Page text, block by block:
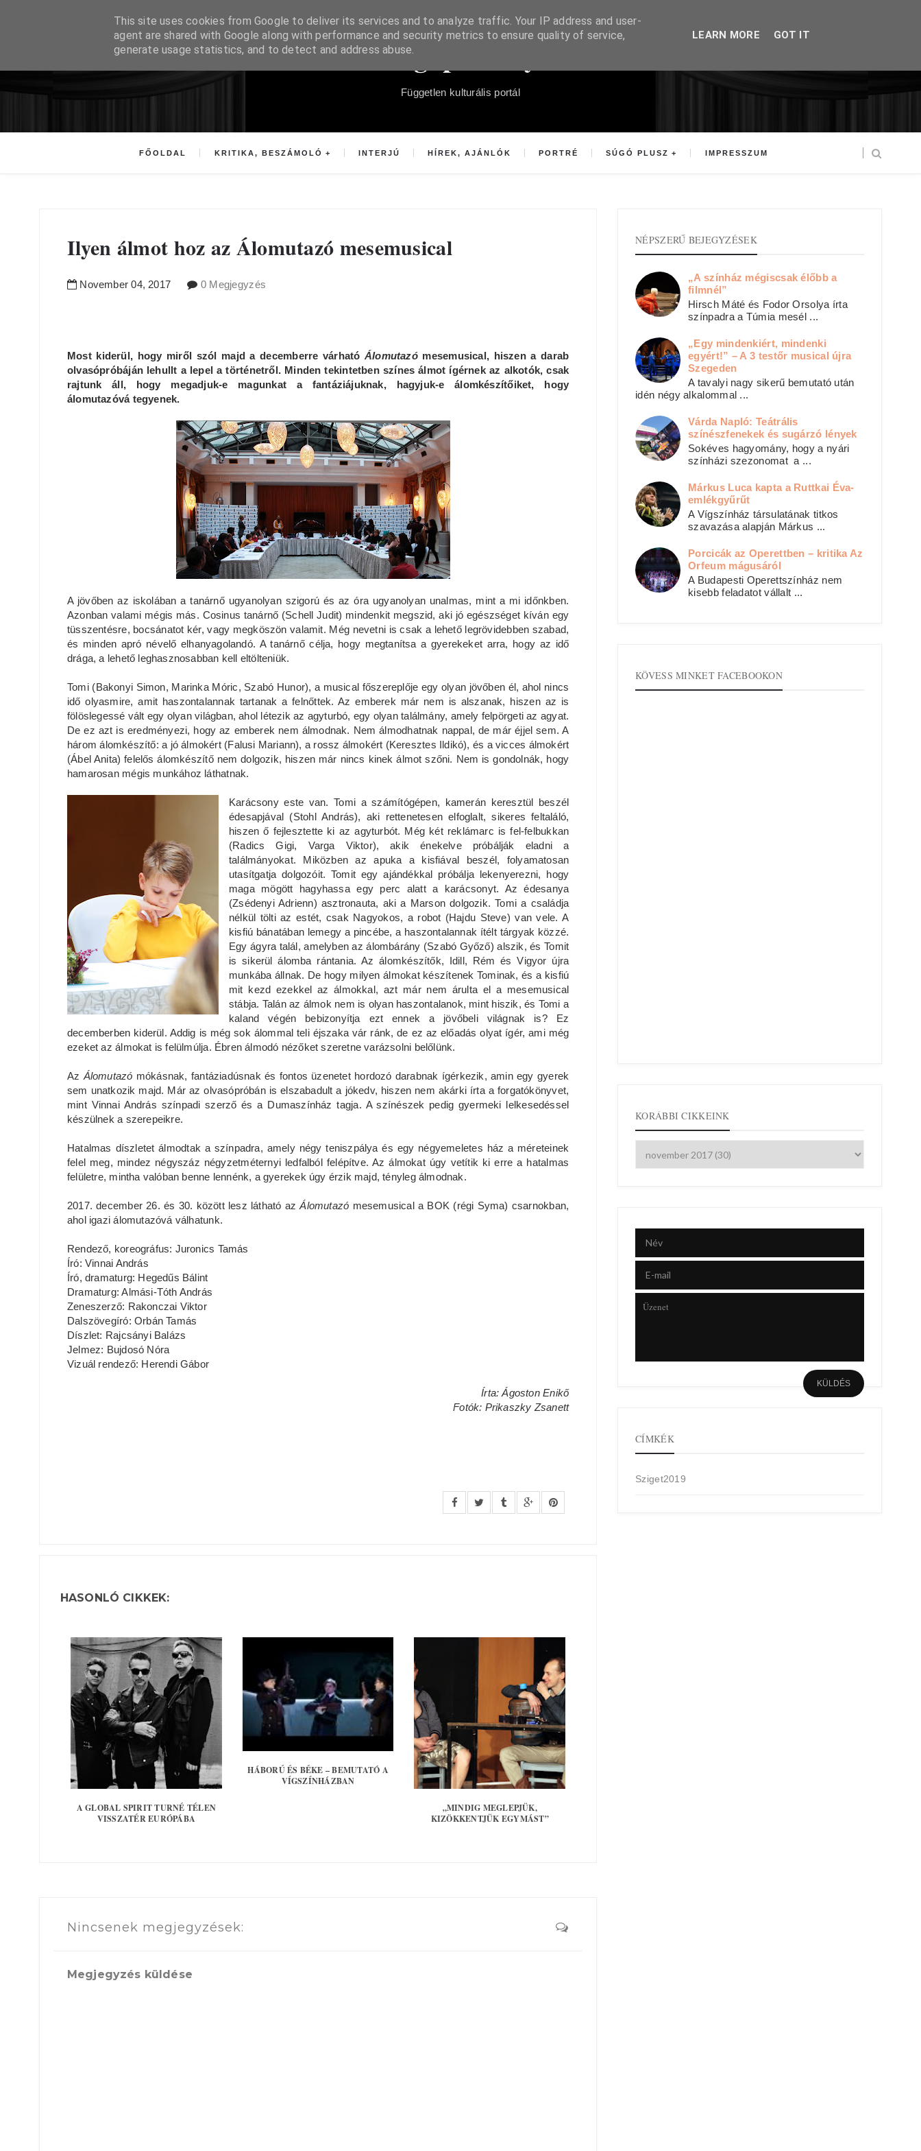
Súgópéldány
Független kulturális portál
FŐOLDAL KRITIKA, BESZÁMOLÓ INTERJÚ HÍREK, AJÁNLÓK PORTRÉ SÚGÓ PLUSZ IMPRESSZUM
Ilyen álmot hoz az Álomutazó mesemusical
November 04, 2017 0 Megjegyzés
Most kiderül, hogy miről szól majd a decemberre várható Álomutazó mesemusical, hiszen a darab
olvasópróbáján lehullt a lepel a történetről. Minden tekintetben színes álmot ígérnek az alkotók, csak
rajtunk áll, hogy megadjuk-e magunkat a fantáziájuknak, hagyjuk-e álomkészítőiket, hogy
álomutazóvá tegyenek.
A jövőben az iskolában a tanárnő ugyanolyan szigorú és az óra ugyanolyan unalmas, mint a mi időnkben.
Azonban valami mégis más. Cosinus tanárnő (Schell Judit) mindenkit megszid, aki jó egészséget kíván egy
tüsszentésre, bocsánatot kér, vagy megköszön valamit. Még nevetni is csak a lehető legrövidebben szabad,
és minden apró névelő elhanyagolandó. A tanárnő célja, hogy megtanítsa a gyerekeket arra, hogy az idő
drága, a lehető leghasznosabban kell eltölteniük.
Tomi (Bakonyi Simon, Marinka Móric, Szabó Hunor), a musical főszereplője egy olyan jövőben él, ahol nincs
idő olyasmire, amit haszontalannak tartanak a felnőttek. Az emberek már nem is alszanak, hiszen az is
fölöslegessé vált egy olyan világban, ahol létezik az agyturbó, egy olyan találmány, amely felpörgeti az agyat.
De ez azt is eredményezi, hogy az emberek nem álmodnak. Nem álmodhatnak nappal, de már éjjel sem. A
három álomkészítő: a jó álmokért (Falusi Mariann), a rossz álmokért (Keresztes Ildikó), és a vicces álmokért
(Ábel Anita) felelős álomkészítő nem dolgozik, hiszen már nincs kinek álmot szőni. Nem is gondolnák, hogy
hamarosan mégis munkához láthatnak.
Karácsony este van. Tomi a számítógépen, kamerán keresztül beszél
édesapjával (Stohl András), aki rettenetesen elfoglalt, sikeres feltaláló,
hiszen ő fejlesztette ki az agyturbót. Még két reklámarc is fel-felbukkan
(Radics Gigi, Varga Viktor), akik énekelve próbálják eladni a
találmányokat. Miközben az apuka a kisfiával beszél, folyamatosan
utasítgatja dolgozóit. Tomit egy ajándékkal próbálja lekenyerezni, hogy
maga mögött hagyhassa egy perc alatt a karácsonyt. Az édesanya
(Zsédenyi Adrienn) asztronauta, aki a Marson dolgozik. Tomi a családja
nélkül tölti az estét, csak Nagyokos, a robot (Hajdu Steve) van vele. A
kisfiú bánatában lemegy a pincébe, a haszontalannak ítélt tárgyak közzé.
Egy ágyra talál, amelyben az álombárány (Szabó Győző) alszik, és Tomit
is sikerül álomba rántania. Az álomkészítők, Idill, Rém és Vigyor újra
munkába állnak. De hogy milyen álmokat készítenek Tominak, és a kisfiú
mit kezd ezekkel az álmokkal, azt már nem árulta el a mesemusical
stábja. Talán az álmok nem is olyan haszontalanok, mint hiszik, és Tomi a
kaland végén bebizonyítja ezt ennek a jövőbeli világnak is? Ez
decemberben kiderül. Addig is még sok álommal teli éjszaka vár ránk, de ez az előadás olyat ígér, ami még
ezeket az álmokat is felülmúlja. Ébren álmodó nézőket szeretne varázsolni belőlünk.
Az Álomutazó mókásnak, fantáziadúsnak és fontos üzenetet hordozó darabnak ígérkezik, amin egy gyerek
sem unatkozik majd. Már az olvasópróbán is elszabadult a jókedv, hiszen nem akárki írta a forgatókönyvet,
mint Vinnai András színpadi szerző és a Dumaszínház tagja. A színészek pedig gyermeki lelkesedéssel
készülnek a szerepeikre.
Hatalmas díszletet álmodtak a színpadra, amely négy teniszpálya és egy négyemeletes ház a méreteinek
felel meg, mindez négyszáz négyzetméternyi ledfalból felépítve. Az álmokat úgy vetítik ki erre a hatalmas
felületre, mintha valóban benne lennénk, a gyerekek úgy érzik majd, tényleg álmodnak.
2017. december 26. és 30. között lesz látható azÁlomutazó mesemusical a BOK (régi Syma) csarnokban,
ahol igazi álomutazóvá válhatunk.
Rendező, koreográfus: Juronics Tamás
Író: Vinnai András
Író, dramaturg: Hegedűs Bálint
Dramaturg: Almási-Tóth András
Zeneszerző: Rakonczai Viktor
Dalszövegíró: Orbán Tamás
Díszlet: Rajcsányi Balázs
Jelmez: Bujdosó Nóra
Vizuál rendező: Herendi Gábor
Írta: Ágoston Enikő
Fotók: Prikaszky Zsanett
HASONLÓ CIKKEK:
A GLOBAL SPIRIT TURNÉ TÉLEN
VISSZATÉR EURÓPÁBA
HÁBORÚ ÉS BÉKE – BEMUTATÓ A
VÍGSZÍNHÁZBAN
„MINDIG MEGLEPJÜK,
KIZÖKKENTJÜK EGYMÁST”
Nincsenek megjegyzések:
Megjegyzés küldése
NÉPSZERŰ BEJEGYZÉSEK
„A színház mégiscsak élőbb a
filmnél”
Hirsch Máté és Fodor Orsolya írta
színpadra a Túmia mesél ...
„Egy mindenkiért, mindenki
egyért!” – A 3 testőr musical újra
Szegeden
A tavalyi nagy sikerű bemutató után
idén négy alkalommal ...
Várda Napló: Teátrális
színészfenekek és sugárzó lények
Sokéves hagyomány, hogy a nyári
színházi szezonomat a ...
Márkus Luca kapta a Ruttkai Éva-
emlékgyűrűt
A Vígszínház társulatának titkos
szavazása alapján Márkus ...
Porcicák az Operettben – kritika Az
Orfeum mágusáról
A Budapesti Operettszínház nem
kisebb feladatot vállalt ...
KÖVESS MINKET FACEBOOKON
KORÁBBI CIKKEINK
CÍMKÉK
Sziget2019
This site uses cookies from Google to deliver its services and to analyze traffic. Your IP address and user-
agent are shared with Google along with performance and security metrics to ensure quality of service,
generate usage statistics, and to detect and address abuse.
LEARN MORE GOT IT